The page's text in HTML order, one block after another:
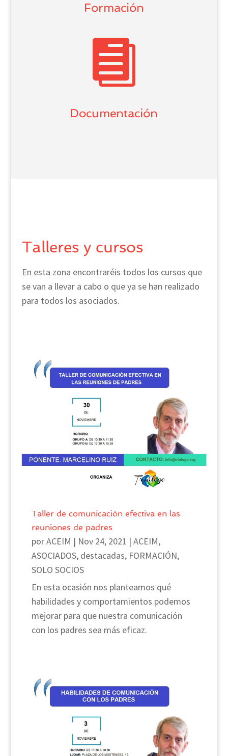
Formación

Documentación
Talleres y cursos
En esta zona encontraréis todos los cursos que
se van a llevar a cabo o que ya se han realizado
para todos los asociados.
Taller de comunicación efectiva en las
reuniones de padres
porACEIM | Nov 24, 2021 | ACEIM,
ASOCIADOS, destacadas, FORMACIÓN,
SOLO SOCIOS
En esta ocasión nos planteamos qué
habilidades y comportamientos podemos
mejorar para que nuestra comunicación
con los padres sea más eficaz.